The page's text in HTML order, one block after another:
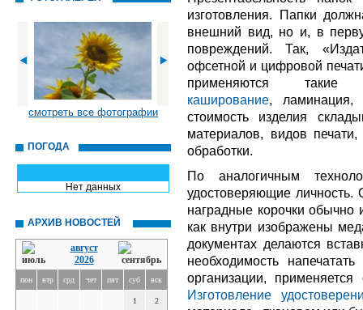
смотреть все фотографии
ПОГОДА
Нет данных
АРХИВ НОВОСТЕЙ
август
2026
пон втр срд чет пят суб вск
1 2
изготовления. Папки
внешний вид, но и, в
повреждений. Так,
офсетной и цифровой
применяются такие
каширование, ламинация,
стоимость изделия
материалов, видов
обработки.
По аналогичным
удостоверяющие личность.
наградные корочки обычно
как внутри изображены
документах делаются
необходимость
организации,
Изготовление